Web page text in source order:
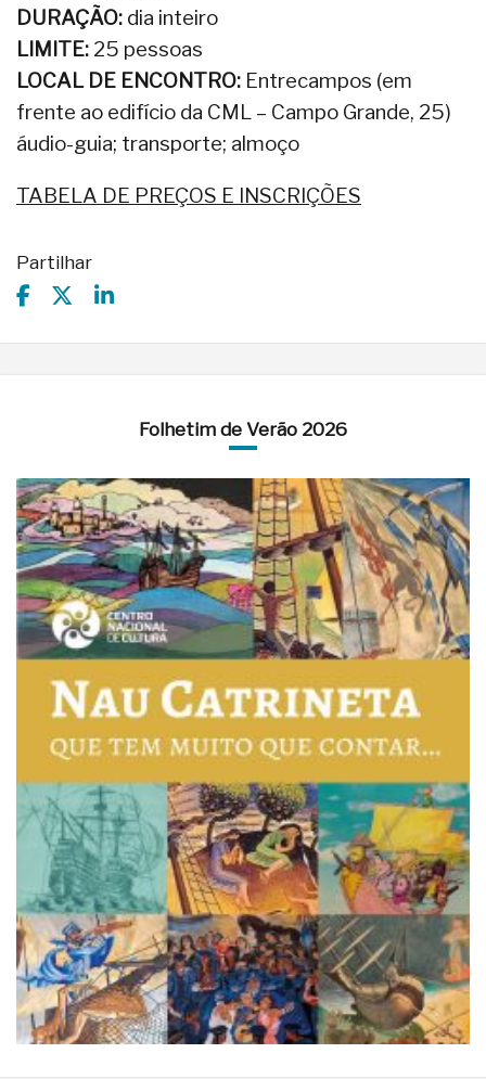
DURAÇÃO: dia inteiro
LIMITE: 25 pessoas
LOCAL DE ENCONTRO: Entrecampos (em
frente ao edifício da CML – Campo Grande, 25)
áudio-guia; transporte; almoço
TABELA DE PREÇOS E INSCRIÇÕES
Partilhar
Folhetim de Verão 2026